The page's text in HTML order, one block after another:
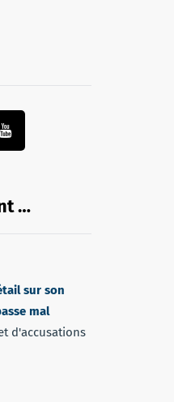
…
sur son
mal
d'accusations